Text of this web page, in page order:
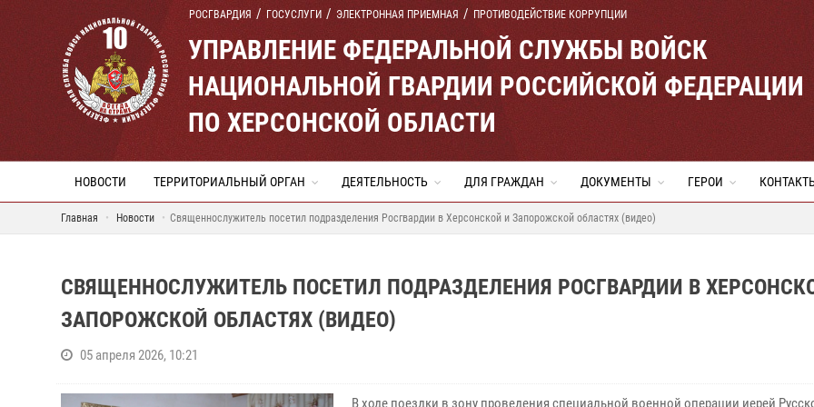
РОСГВАРДИЯ ГОСУСЛУГИ ЭЛЕКТРОННАЯ ПРИЕМНАЯ ПРОТИВОДЕЙСТВИЕ КОРРУПЦИИ
УПРАВЛЕНИЕ ФЕДЕРАЛЬНОЙ СЛУЖБЫ ВОЙСК
НАЦИОНАЛЬНОЙ ГВАРДИИ РОССИЙСКОЙ ФЕДЕРАЦИИ
ПО ХЕРСОНСКОЙ ОБЛАСТИ
НОВОСТИ ТЕРРИТОРИАЛЬНЫЙ ОРГАН ДЕЯТЕЛЬНОСТЬ ДЛЯ ГРАЖДАН ДОКУМЕНТЫ ГЕРОИ
Главная Новости Священнослужитель посетил подразделения Росгвардии в Херсонской и Запорожской областях (видео)
СВЯЩЕННОСЛУЖИТЕЛЬ ПОСЕТИЛ ПОДРАЗДЕЛЕНИЯ РОСГВАРДИИ В
ЗАПОРОЖСКОЙ ОБЛАСТЯХ (ВИДЕО)
05 апреля 2026, 10:21
В ходе поездки в зону проведения специальной военной операции иерей